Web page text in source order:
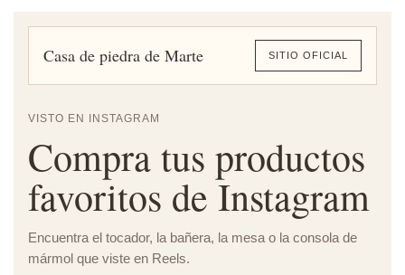
Casa de piedra de Marte SITIO OFICIAL
VISTO EN INSTAGRAM
Compra tus productos
favoritos de Instagram
Encuentra el tocador, la bañera, la mesa o la consola de
mármol que viste en Reels.